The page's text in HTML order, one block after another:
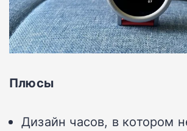
Плюсы
Дизайн часов, в котором